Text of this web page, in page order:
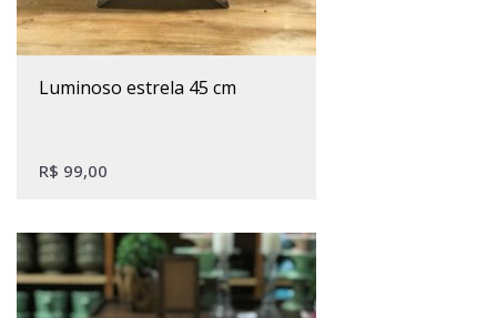
luminoso estrela 45 cm
R$ 99,00